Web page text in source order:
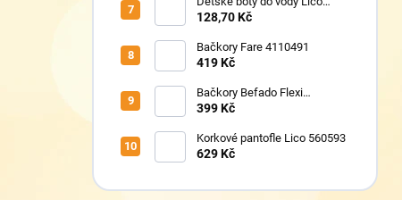
430124 růžové
128,70 Kč
Bačkory Fare 4110491
419 Kč
Bačkory Befado Flexi
627P023
399 Kč
Korkové pantofle Lico 560593
629 Kč